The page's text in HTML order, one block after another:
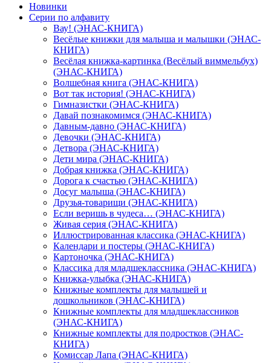
Новинки
Серии по алфавиту
Вау! (ЭНАС-КНИГА)
Весёлые книжки для малыша и малышки (ЭНАС-
КНИГА)
Весёлая книжка-картинка (Весёлый виммельбух)
(ЭНАС-КНИГА)
Волшебная книга (ЭНАС-КНИГА)
Вот так история! (ЭНАС-КНИГА)
Гимназистки (ЭНАС-КНИГА)
Давай познакомимся (ЭНАС-КНИГА)
Давным-давно (ЭНАС-КНИГА)
Девочки (ЭНАС-КНИГА)
Детвора (ЭНАС-КНИГА)
Дети мира (ЭНАС-КНИГА)
Добрая книжка (ЭНАС-КНИГА)
Дорога к счастью (ЭНАС-КНИГА)
Досуг малыша (ЭНАС-КНИГА)
Друзья-товарищи (ЭНАС-КНИГА)
Если веришь в чудеса… (ЭНАС-КНИГА)
Живая серия (ЭНАС-КНИГА)
Иллюстрированная классика (ЭНАС-КНИГА)
Календари и постеры (ЭНАС-КНИГА)
Картоночка (ЭНАС-КНИГА)
Классика для младшеклассника (ЭНАС-КНИГА)
Книжка-улыбка (ЭНАС-КНИГА)
Книжные комплекты для малышей и
дошкольников (ЭНАС-КНИГА)
Книжные комплекты для младшеклассников
(ЭНАС-КНИГА)
Книжные комплекты для подростков (ЭНАС-
КНИГА)
Комиссар Лапа (ЭНАС-КНИГА)